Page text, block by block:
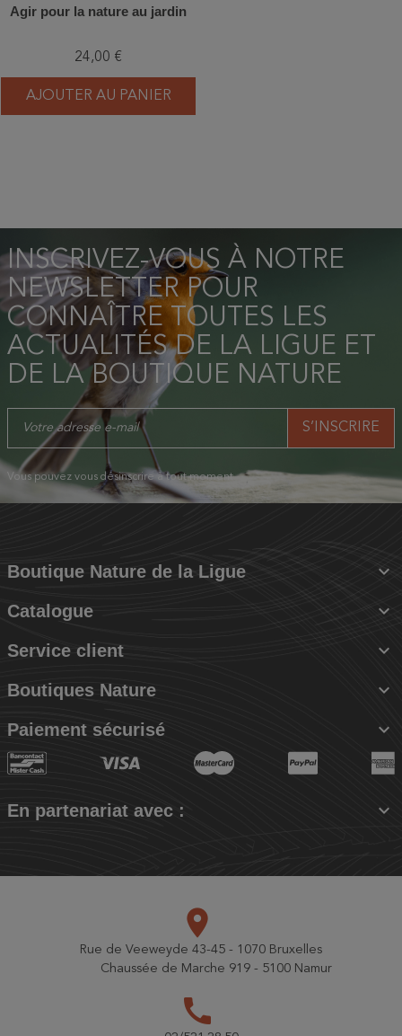
Agir pour la nature au jardin
24,00 €
AJOUTER AU PANIER
INSCRIVEZ-VOUS À NOTRE
NEWSLETTER POUR
CONNAÎTRE TOUTES LES
ACTUALITÉS DE LA LIGUE ET
DE LA BOUTIQUE NATURE
Vous pouvez vous désinscrire à tout moment.
Boutique Nature de la Ligue 
Catalogue 
Service client 
Boutiques Nature 
Paiement sécurisé 
En partenariat avec : 
place
Rue de Veeweyde 43-45 - 1070 Bruxelles
Chaussée de Marche 919 - 5100 Namur
call